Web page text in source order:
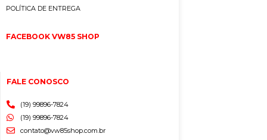
POLÍTICA DE ENTREGA
FACEBOOK VW85 SHOP
FALE CONOSCO
(19) 99896-7824
(19) 99896-7824
contato@vw85shop.com.br